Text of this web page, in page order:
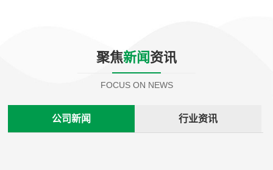
聚焦新闻资讯
FOCUS ON NEWS
公司新闻 行业资讯